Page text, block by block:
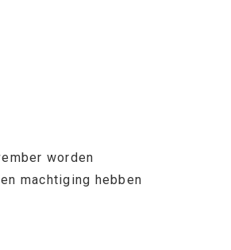
worden
machtiging hebben